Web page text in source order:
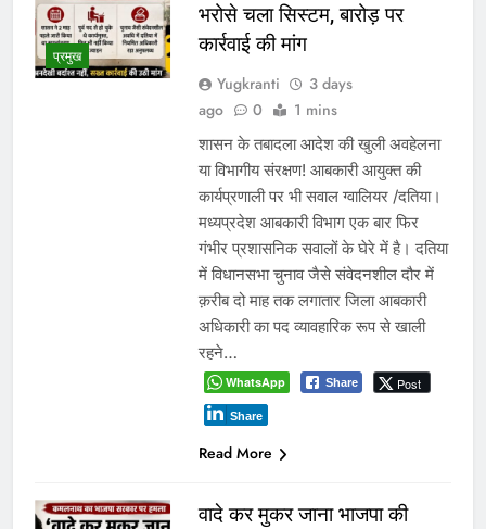
प्रमुख
भरोसे चला सिस्टम, बारोड़ पर
कार्रवाई की मांग
Yugkranti
3 days
ago
0 1 mins
शासन के तबादला आदेश की खुली अवहेलना
या विभागीय संरक्षण! आबकारी आयुक्त की
कार्यप्रणाली पर भी सवाल ग्वालियर /दतिया।
मध्यप्रदेश आबकारी विभाग एक बार फिर
गंभीर प्रशासनिक सवालों के घेरे में है। दतिया
में विधानसभा चुनाव जैसे संवेदनशील दौर में
क़रीब दो माह तक लगातार जिला आबकारी
अधिकारी का पद व्यावहारिक रूप से खाली
रहने…
WhatsApp Share Post
Share
Read More
वादे कर मुकर जाना भाजपा की